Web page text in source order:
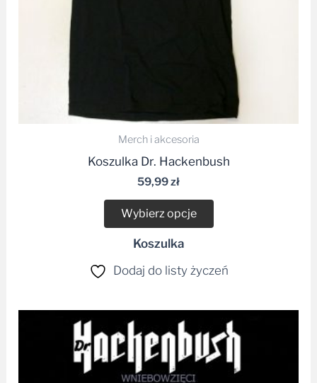
Merch i akcesoria
Koszulka Dr. Hackenbush
59,99zł
Wybierz opcje
stronie
produktu
Koszulka
Dodaj do listy życzeń
cen:
od
39,99 zł